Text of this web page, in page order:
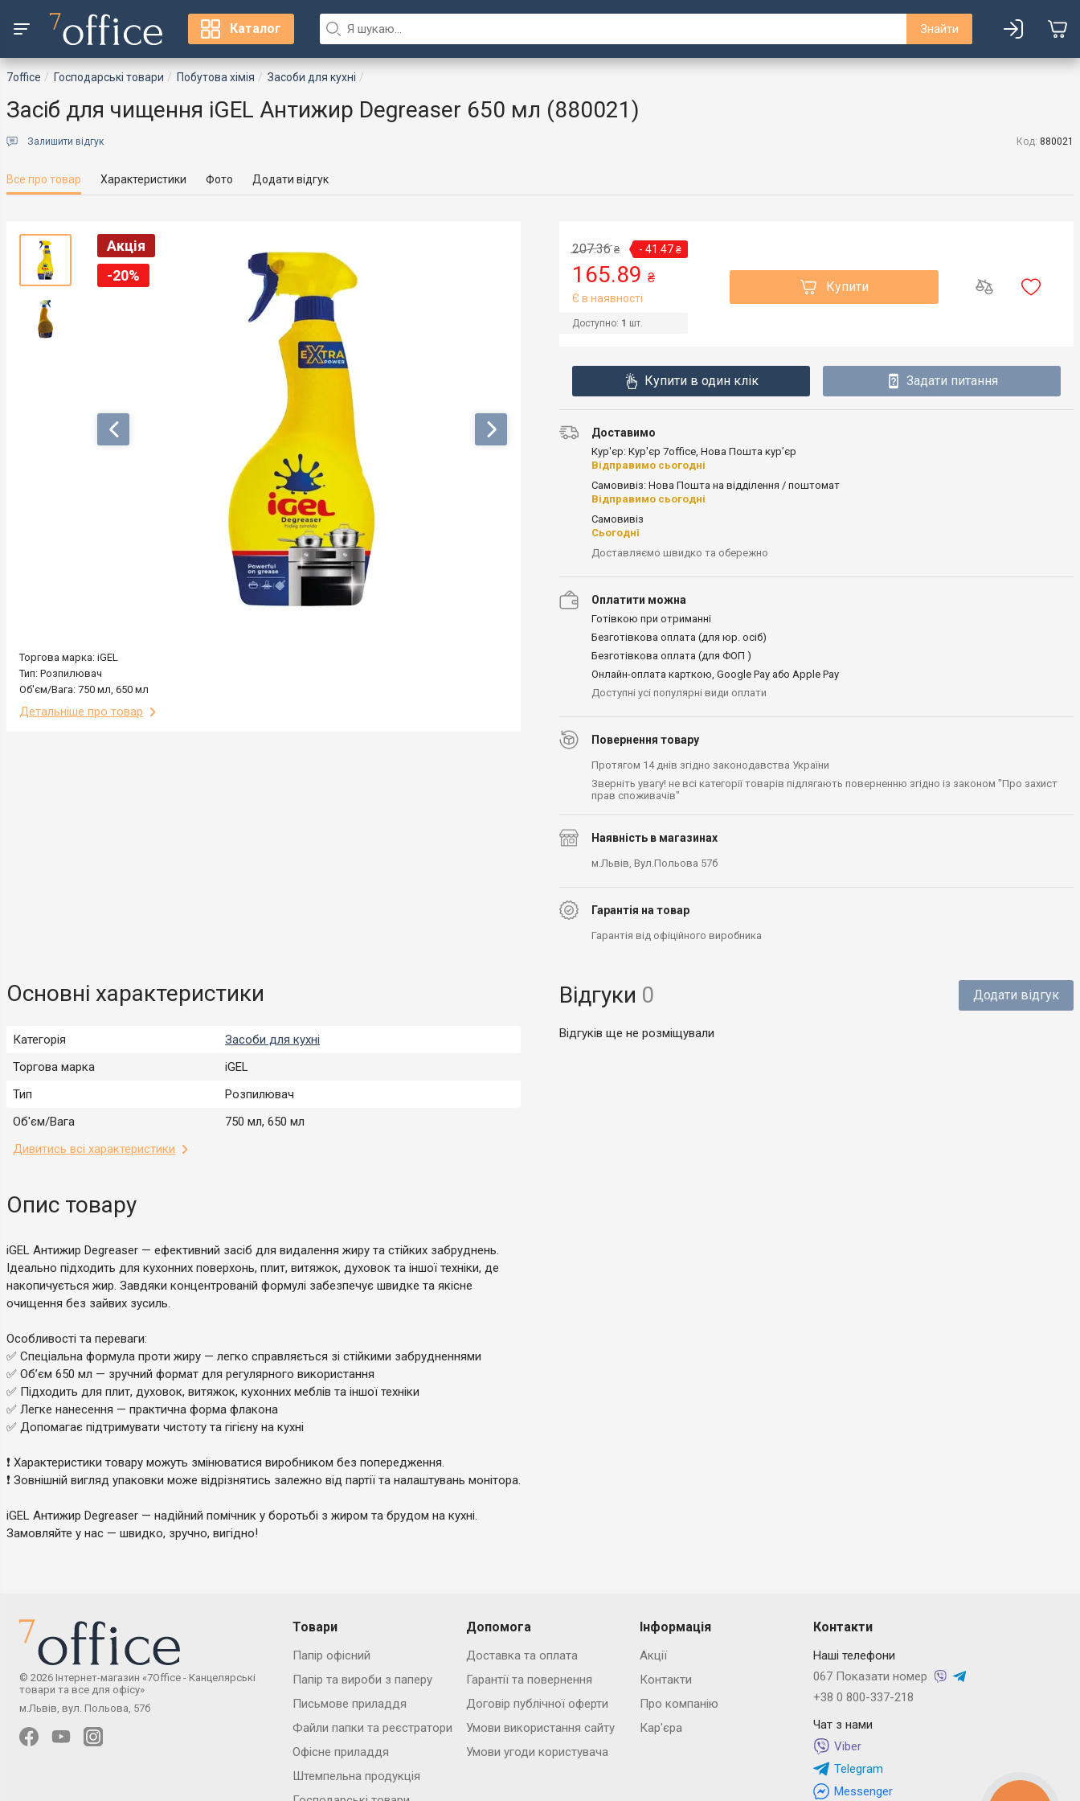
Каталог Знайти
7office Господарські товари Побутова хімія Засоби для кухні
Засіб для чищення iGEL Антижир Degreaser 650 мл (880021)
Залишити відгук Код: 880021
Все про товар Характеристики Фото Додати відгук
Акція
-20%
Акція
-20%
Торгова марка: iGEL
Тип: Розпилювач
Об'єм/Вага: 750 мл, 650 мл
Детальніше про товар
207.36 ₴ - 41.47 ₴
165.89 ₴
Є в наявності
Доступно: 1 шт.
Купити
Купити в один клік Задати питання
Доставимо
Кур'єр: Кур'єр 7office, Нова Пошта кур’єр
Відправимо сьогодні
Самовивіз: Нова Пошта на відділення / поштомат
Відправимо сьогодні
Самовивіз
Сьогодні
Доставляємо швидко та обережно
Оплатити можна
Готівкою при отриманні
Безготівкова оплата (для юр. осіб)
Безготівкова оплата (для ФОП )
Онлайн-оплата карткою, Google Pay або Apple Pay
Доступні усі популярні види оплати
Повернення товару
Протягом 14 днів згідно законодавства України
Зверніть увагу! не всі категорії товарів підлягають поверненню згідно із законом "Про захист
прав споживачів"
Наявність в магазинах
м.Львів, Вул.Польова 57б
Гарантія на товар
Гарантія від офіційного виробника
Основні характеристики
Категорія
Засоби для кухні
Торгова марка
iGEL
Тип
Розпилювач
Об'єм/Вага
750 мл, 650 мл
Дивитись всі характеристики
Опис товару
iGEL Антижир Degreaser — ефективний засіб для видалення жиру та стійких забруднень.
Ідеально підходить для кухонних поверхонь, плит, витяжок, духовок та іншої техніки, де
накопичується жир. Завдяки концентрованій формулі забезпечує швидке та якісне
очищення без зайвих зусиль.
Особливості та переваги:
✅ Спеціальна формула проти жиру — легко справляється зі стійкими забрудненнями
✅ Об’єм 650 мл — зручний формат для регулярного використання
✅ Підходить для плит, духовок, витяжок, кухонних меблів та іншої техніки
✅ Легке нанесення — практична форма флакона
✅ Допомагає підтримувати чистоту та гігієну на кухні
❗️ Характеристики товару можуть змінюватися виробником без попередження.
❗️ Зовнішній вигляд упаковки може відрізнятись залежно від партії та налаштувань монітора.
iGEL Антижир Degreaser — надійний помічник у боротьбі з жиром та брудом на кухні.
Замовляйте у нас — швидко, зручно, вигідно!
Відгуки 0 Додати відгук
Відгуків ще не розміщували
Товари
Папір офісний
Папір та вироби з паперу
Письмове приладдя
Файли папки та реєстратори
Офісне приладдя
Штемпельна продукція
Допомога
Доставка та оплата
Гарантії та повернення
Договір публічної оферти
Умови використання сайту
Умови угоди користувача
Інформація
Акції
Контакти
Про компанію
Кар'єра
Контакти
Наші телефони
067 Показати номер
+38 0 800-337-218
Чат з нами
Viber
Telegram
Messenger
© 2026 Інтернет-магазин «7Office - Канцелярські
товари та все для офісу»
м.Львів, вул. Польова, 57б